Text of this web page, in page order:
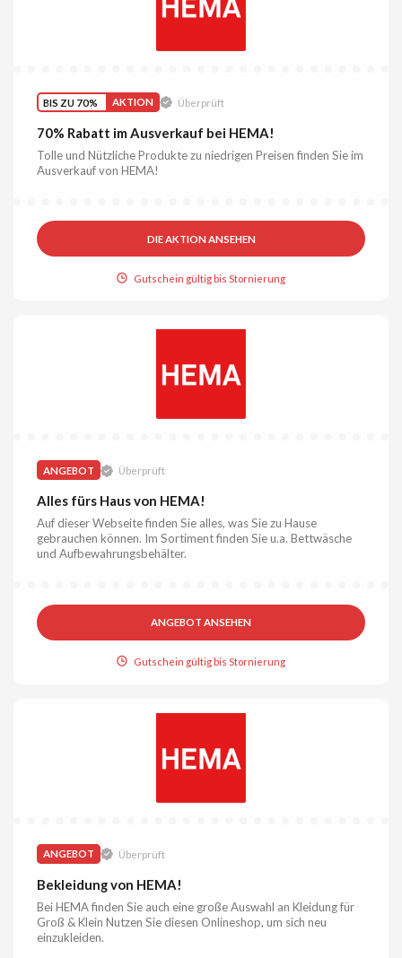
BIS ZU 70% AKTION Überprüft
70% Rabatt im Ausverkauf bei HEMA!
Tolle und Nützliche Produkte zu niedrigen Preisen finden Sie im
Ausverkauf von HEMA!
DIE AKTION ANSEHEN
Gutschein gültig bis Stornierung
ANGEBOT Überprüft
Alles fürs Haus von HEMA!
Auf dieser Webseite finden Sie alles, was Sie zu Hause
gebrauchen können. Im Sortiment finden Sie u.a. Bettwäsche
und Aufbewahrungsbehälter.
ANGEBOT ANSEHEN
Gutschein gültig bis Stornierung
ANGEBOT Überprüft
Bekleidung von HEMA!
Bei HEMA finden Sie auch eine große Auswahl an Kleidung für
Groß & Klein Nutzen Sie diesen Onlineshop, um sich neu
einzukleiden.